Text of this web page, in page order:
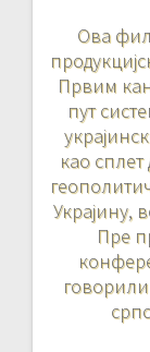
Ова
Првим
пут
као
Украјину,
Пре